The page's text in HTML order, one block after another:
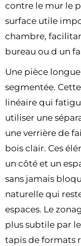
contre le mur le
surface utile
chambre,
bureau ou d un
Une pièce
segmentée.
linéaire qui
utiliser une
une verrière de
bois clair. Ces
un côté et un
sans jamais
naturelle qui
espaces. Le
plus subtile par
tapis de formats